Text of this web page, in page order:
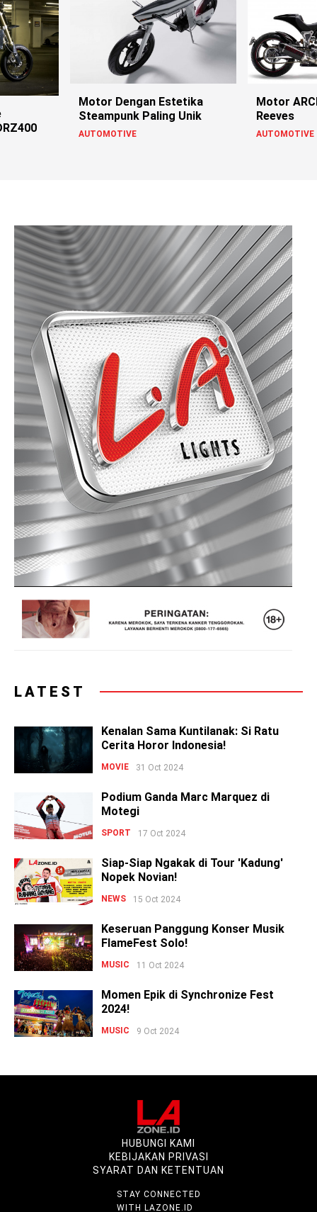
Motor Dengan Estetika
Steampunk Paling Unik
AUTOMOTIVE
Motor
Reeves
AUTOMOTIVE
LATEST
Kenalan Sama Kuntilanak: Si Ratu
Cerita Horor Indonesia!
MOVIE 31 Oct 2024
Podium Ganda Marc Marquez di
Motegi
SPORT 17 Oct 2024
Siap-Siap Ngakak di Tour 'Kadung'
Nopek Novian!
NEWS 15 Oct 2024
Keseruan Panggung Konser Musik
FlameFest Solo!
MUSIC 11 Oct 2024
Momen Epik di Synchronize Fest
2024!
MUSIC 9 Oct 2024
HUBUNGI KAMI
KEBIJAKAN PRIVASI
SYARAT DAN KETENTUAN
STAY CONNECTED
WITH LAZONE.ID